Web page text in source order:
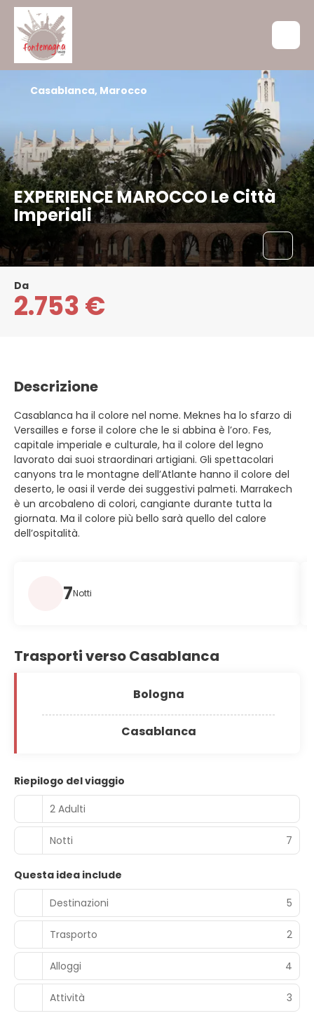
EXPERIENCE MAROCCO Le Città
Imperiali
Casablanca, Marocco
Da
2.753 €
Descrizione
Casablanca ha il colore nel nome. Meknes ha lo sfarzo di
Versailles e forse il colore che le si abbina è l’oro. Fes,
capitale imperiale e culturale, ha il colore del legno
lavorato dai suoi straordinari artigiani. Gli spettacolari
canyons tra le montagne dell’Atlante hanno il colore del
deserto, le oasi il verde dei suggestivi palmeti. Marrakech
è un arcobaleno di colori, cangiante durante tutta la
giornata. Ma il colore più bello sarà quello del calore
dell’ospitalità.
7Notti
Trasporti verso Casablanca
Bologna
Casablanca
Riepilogo del viaggio
2 Adulti
Notti 7
Questa idea include
Destinazioni
5
Trasporto 2
Alloggi 4
Attività 3